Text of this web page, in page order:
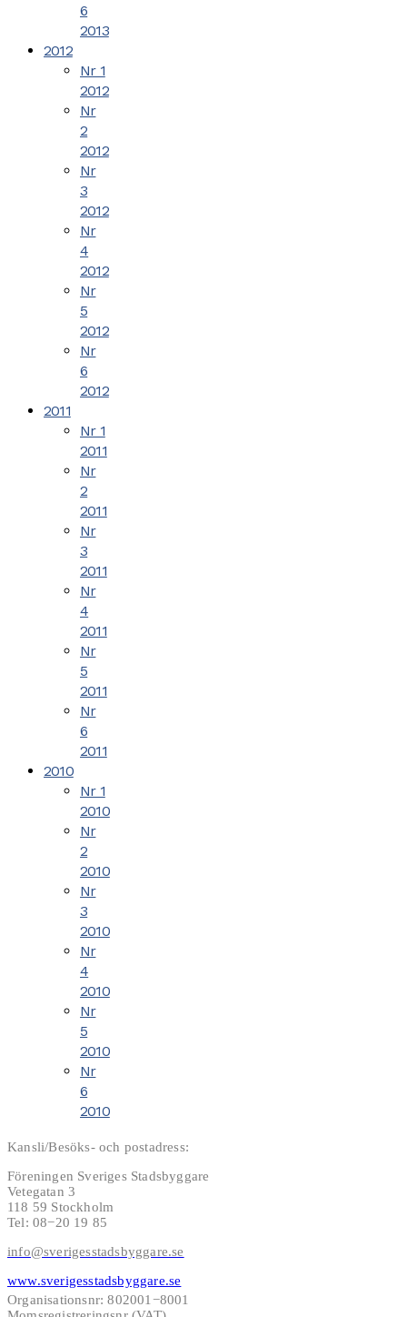
6
2013
2012
Nr 1
2012
Nr
2
2012
Nr
3
2012
Nr
4
2012
Nr
5
2012
Nr
6
2012
2011
Nr 1
2011
Nr
2
2011
Nr
3
2011
Nr
4
2011
Nr
5
2011
Nr
6
2011
2010
Nr 1
2010
Nr
2
2010
Nr
3
2010
Nr
4
2010
Nr
5
2010
Nr
6
2010
Kansli/Besöks- och postadress:
Föreningen Sveriges Stadsbyggare
Vetegatan 3
118 59 Stockholm
Tel: 08−20 19 85
info@sverigesstadsbyggare.se
www.sverigesstadsbyggare.se
Organisationsnr: 802001−8001